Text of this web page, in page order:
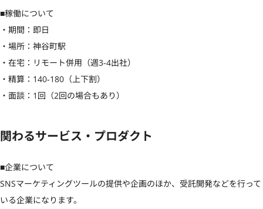
■稼働について
・期間：即日
・場所：神谷町駅
・在宅：リモート併用（週3-4出社）
・精算：140‐180（上下割）
・面談：1回（2回の場合もあり）
関わるサービス・プロダクト
■企業について
SNSマーケティングツールの提供や企画のほか、受託開発などを行って
いる企業になります。